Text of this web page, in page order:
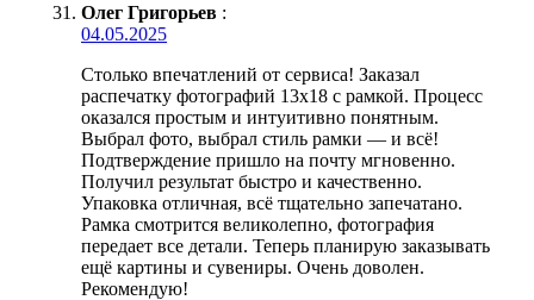
Олег Григорьев :
04.05.2025
Столько впечатлений от сервиса! Заказал
распечатку фотографий 13х18 с рамкой. Процесс
оказался простым и интуитивно понятным.
Выбрал фото, выбрал стиль рамки — и всё!
Подтверждение пришло на почту мгновенно.
Получил результат быстро и качественно.
Упаковка отличная, всё тщательно запечатано.
Рамка смотрится великолепно, фотография
передает все детали. Теперь планирую заказывать
ещё картины и сувениры. Очень доволен.
Рекомендую!